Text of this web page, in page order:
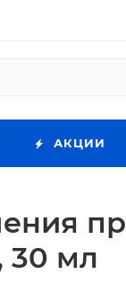
АКЦИИ
30 мл